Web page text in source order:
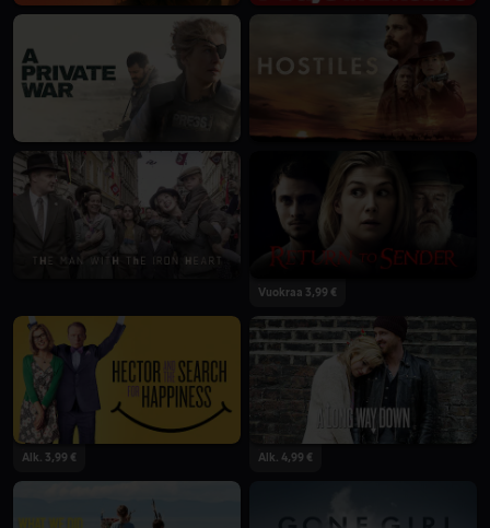
Vuokraa 3,99 €
Alk. 3,99 € Alk. 4,99 €